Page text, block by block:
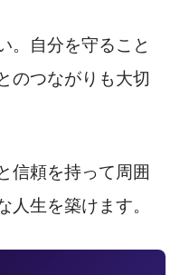
。自分を守ること
のつながりも大切
信頼を持って周囲
人生を築けます。